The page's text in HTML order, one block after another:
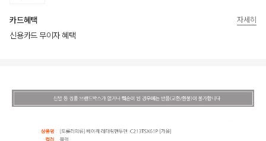
카드혜택
신용카드 무이자 혜택
자세히